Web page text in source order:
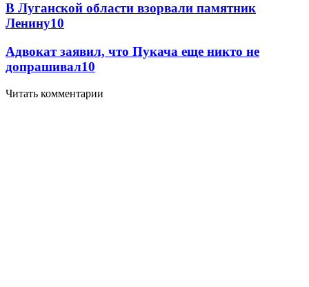
В Луганской области взорвали памятник
Ленину10
Адвокат заявил, что Пукача еще никто не
допрашивал10
Читать комментарии